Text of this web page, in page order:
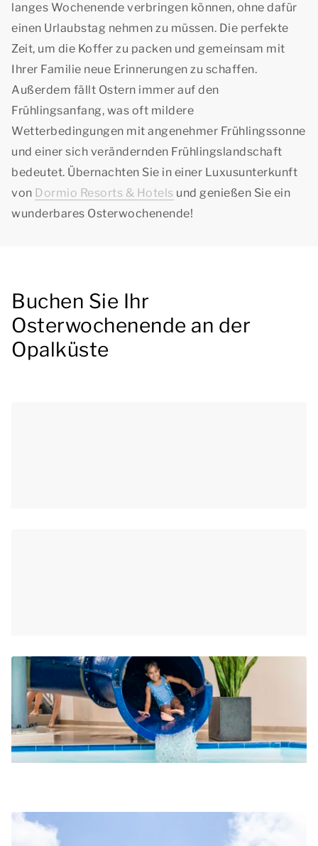
langes Wochenende verbringen können, ohne dafür
einen Urlaubstag nehmen zu müssen. Die perfekte
Zeit, um die Koffer zu packen und gemeinsam mit
Ihrer Familie neue Erinnerungen zu schaffen.
Außerdem fällt Ostern immer auf den
Frühlingsanfang, was oft mildere
Wetterbedingungen mit angenehmer Frühlingssonne
und einer sich verändernden Frühlingslandschaft
bedeutet. Übernachten Sie in einer Luxusunterkunft
von Dormio Resorts & Hotels und genießen Sie ein
wunderbares Osterwochenende!
Buchen Sie Ihr
Osterwochenende an der
Opalküste